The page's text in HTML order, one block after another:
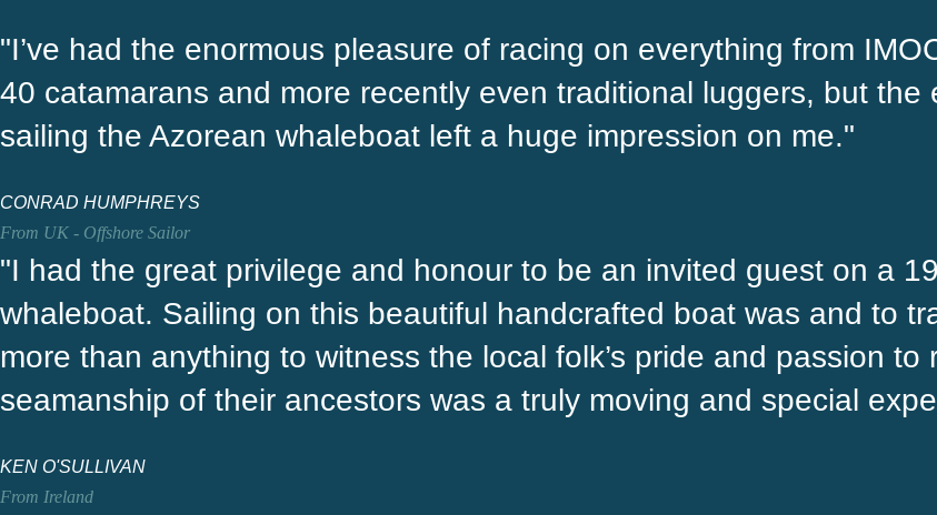
"I’ve had the enormous pleasure of racing on everything from
40 catamarans and more recently even traditional luggers, but the
sailing the Azorean whaleboat left a huge impression on me."
CONRAD HUMPHREYS
From UK - Offshore Sailor
"I had the great privilege and honour to be an invited guest on a
whaleboat. Sailing on this beautiful handcrafted boat was and to
more than anything to witness the local folk’s pride and passion to
seamanship of their ancestors was a truly moving and special
KEN O'SULLIVAN
From Ireland